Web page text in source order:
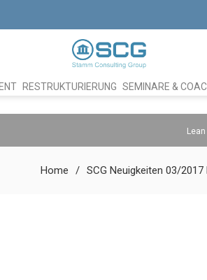
RESTRUKTURIERUNG SEMINARE &
Lean
Home SCG Neuigkeiten 03/